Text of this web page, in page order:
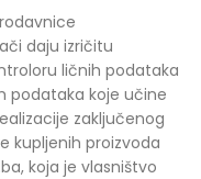
daju izričitu
ličnih podataka
podataka koje učine
zaključenog
kupljenih proizvoda
koja je vlasništvo